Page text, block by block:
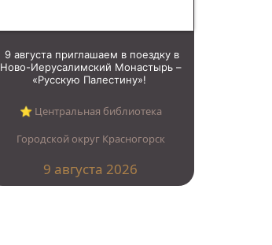
9 августа приглашаем в поездку в
Ново-Иерусалимский Монастырь –
«Русскую Палестину»!
⭐︎ Центральная библиотека
Городской округ Красногорск
9 августа 2026